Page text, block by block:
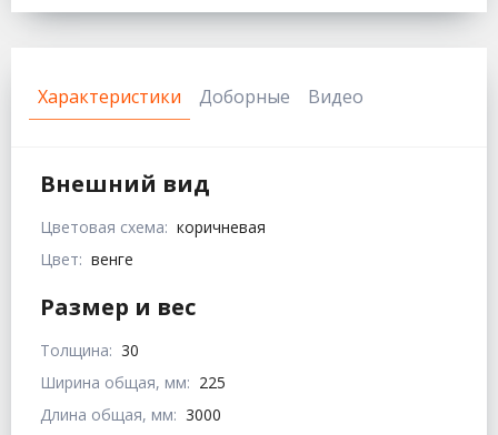
Характеристики Доборные Видео
Внешний вид
Цветовая схема: коричневая
Цвет: венге
Размер и вес
Толщина: 30
Ширина общая, мм: 225
Длина общая, мм: 3000